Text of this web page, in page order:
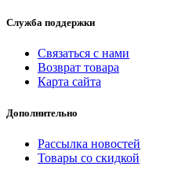
Служба поддержки
Связаться с нами
Возврат товара
Карта сайта
Дополнительно
Рассылка новостей
Товары со скидкой